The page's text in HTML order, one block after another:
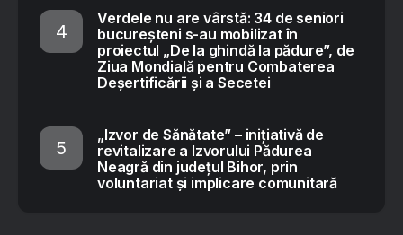
Verdele nu are vârstă: 34 de seniori
bucureșteni s-au mobilizat în
proiectul „De la ghindă la pădure”, de
Ziua Mondială pentru Combaterea
Deșertificării și a Secetei
„Izvor de Sănătate” – inițiativă de
revitalizare a Izvorului Pădurea
Neagră din județul Bihor, prin
voluntariat și implicare comunitară